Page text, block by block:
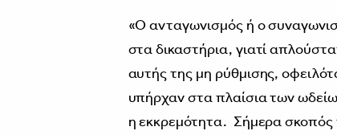
«Ο ανταγωνισμός ή ο
στα δικαστήρια, γιατί
αυτής της μη ρύθμισης,
υπήρχαν στα πλαίσια των
η εκκρεμότητα. Σήμερα